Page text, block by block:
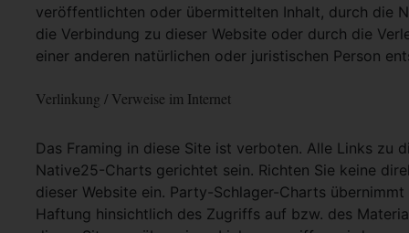
veröffentlichten oder übermittelten Inhalt, durch die
die Verbindung zu dieser Website oder durch die
einer anderen natürlichen oder juristischen Person
Verlinkung / Verweise im Internet
Das Framing in diese Site ist verboten. Alle Links zu
Native25-Charts gerichtet sein. Richten Sie keine
dieser Website ein. Party-Schlager-Charts
Haftung hinsichtlich des Zugriffs auf bzw. des